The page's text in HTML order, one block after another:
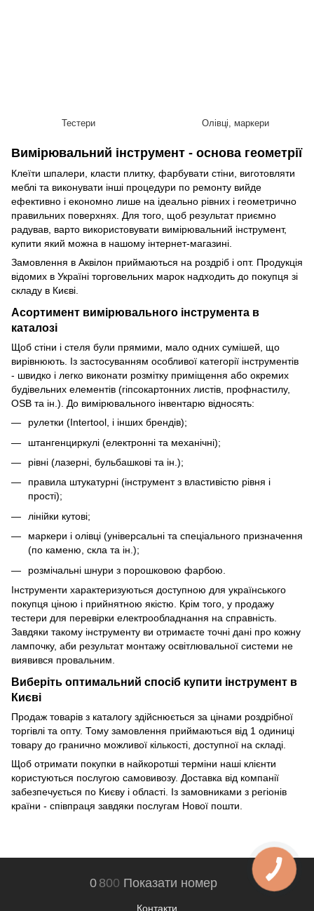
Вимірювальний інструмент - основа геометрії
Клеїти шпалери, класти плитку, фарбувати стіни, виготовляти
меблі та виконувати інші процедури по ремонту вийде
ефективно і економно лише на ідеально рівних і геометрично
правильних поверхнях. Для того, щоб результат приємно
радував, варто використовувати вимірювальний інструмент,
купити який можна в нашому інтернет-магазині.
Замовлення в Аквілон приймаються на роздріб і опт. Продукція
відомих в Україні торговельних марок надходить до покупця зі
складу в Києві.
Асортимент вимірювального інструмента в
каталозі
Щоб стіни і стеля були прямими, мало одних сумішей, що
вирівнюють. Із застосуванням особливої ​​категорії інструментів
- швидко і легко виконати розмітку приміщення або окремих
будівельних елементів (гіпсокартонних листів, профнастилу,
OSB та ін.). До вимірювального інвентарю відносять:
рулетки (Intertool, і інших брендів);
штангенциркулі (електронні та механічні);
рівні (лазерні, бульбашкові та ін.);
правила штукатурні (інструмент з властивістю рівня і
прості);
лінійки кутові;
маркери і олівці (універсальні та спеціального призначення
(по каменю, скла та ін.);
розмічальні шнури з порошковою фарбою.
Інструменти характеризуються доступною для українського
покупця ціною і прийнятною якістю. Крім того, у продажу
тестери для перевірки електрообладнання на справність.
Завдяки такому інструменту ви отримаєте точні дані про кожну
лампочку, аби результат монтажу освітлювальної системи не
виявився провальним.
Виберіть оптимальний спосіб купити інструмент в
Києві
Продаж товарів з каталогу здійснюється за цінами роздрібної
торгівлі та опту. Тому замовлення приймаються від 1 одиниці
товару до гранично можливої ​​кількості, доступної на складі.
Щоб отримати покупки в найкоротші терміни наші клієнти
користуються послугою самовивозу. Доставка від компанії
забезпечується по Києву і області. Із замовниками з регіонів
країни - співпраця завдяки послугам Нової пошти.
Тестери Олівці, маркери
0 800 Показати номер
Контакти